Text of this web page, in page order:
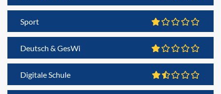
Sport
Deutsch & GesWi
Digitale Schule